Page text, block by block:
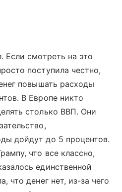
Если смотреть на это
поступила честно,
повышать расходы
В Европе никто
столько ВВП. Они
дойдут до 5 процентов.
что все классно,
единственной
что денег нет, из-за чего